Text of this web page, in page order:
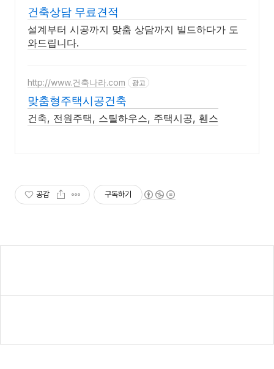
건축상담 무료견적
설계부터 시공까지 맞춤 상담까지 빌드하다가 도
와드립니다.
http://www.건축나라.com 광고
맞춤형주택시공건축
건축, 전원주택, 스틸하우스, 주택시공, 휀스
공감 구독하기